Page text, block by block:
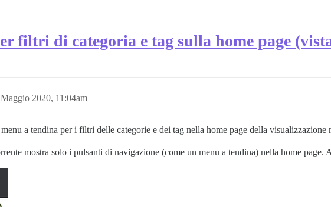
filtri di categoria e tag sulla home page
2020, 11:04am
a tendina per i filtri delle categorie e dei tag nella home page della visualizzazione
mostra solo i pulsanti di navigazione (come un menu a tendina) nella home page.